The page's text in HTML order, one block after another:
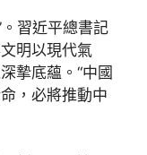
。習近平總書記
明以現代氣
摯底蘊。“中國
，必將推動中